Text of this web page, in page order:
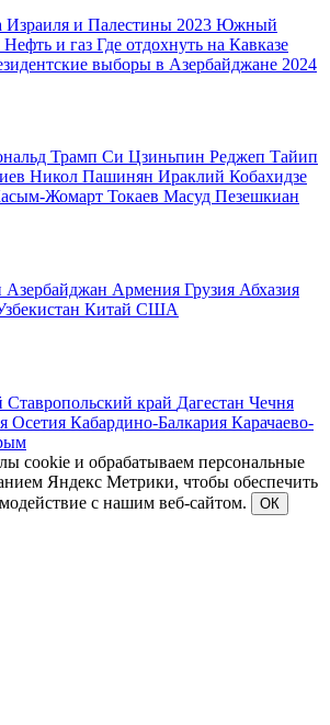
Израиля и Палестины 2023 Южный
Нефть и газ Где отдохнуть на Кавказе
выборы в Азербайджане 2024
Трамп Си Цзиньпин Реджеп Тайип
Никол Пашинян Ираклий Кобахидзе
Жомарт Токаев Масуд Пезешкиан
Азербайджан Армения Грузия Абхазия
Китай США
Ставропольский край Дагестан Чечня
Осетия Кабардино-Балкария Карачаево-
cookie и обрабатываем персональные
Яндекс Метрики, чтобы обеспечить
с нашим веб-сайтом.
ОК